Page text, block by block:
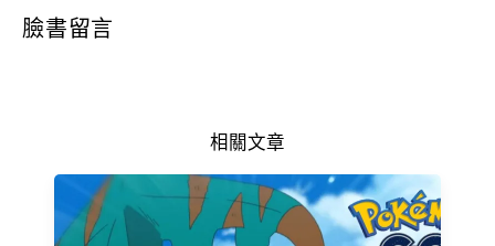
臉書留言
相關文章